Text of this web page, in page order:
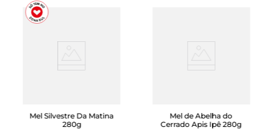
Mel Silvestre Da Matina
280g
Mel de Abelha do
Cerrado Apis Ipê 280g